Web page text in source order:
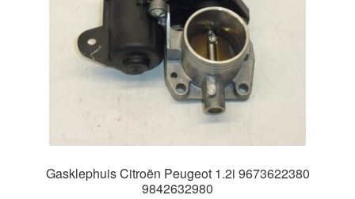
Gasklephuis Citroën Peugeot 1.2i 9673622380
9842632980